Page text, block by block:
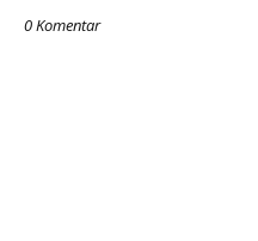
0 Komentar